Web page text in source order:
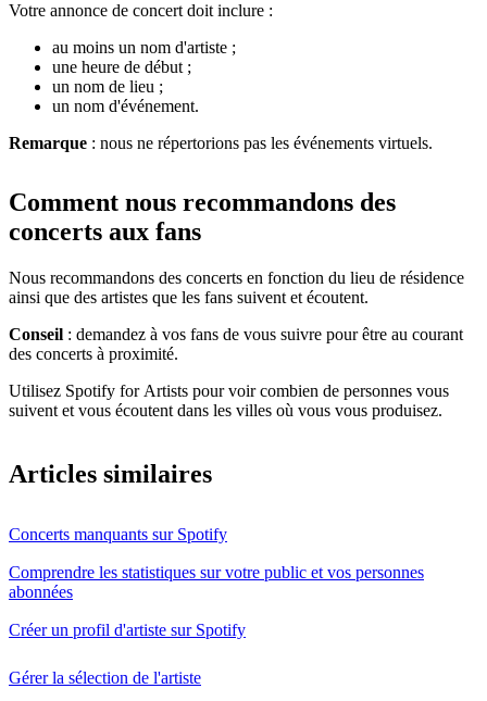
Votre annonce de concert doit inclure :
au moins un nom d'artiste ;
une heure de début ;
un nom de lieu ;
un nom d'événement.
Remarque : nous ne répertorions pas les événements virtuels.
Comment nous recommandons des
concerts aux fans
Nous recommandons des concerts en fonction du lieu de résidence
ainsi que des artistes que les fans suivent et écoutent.
Conseil : demandez à vos fans de vous suivre pour être au courant
des concerts à proximité.
Utilisez Spotify for Artists pour voir combien de personnes vous
suivent et vous écoutent dans les villes où vous vous produisez.
Articles similaires
Concerts manquants sur Spotify
Comprendre les statistiques sur votre public et vos personnes
abonnées
Créer un profil d'artiste sur Spotify
Gérer la sélection de l'artiste